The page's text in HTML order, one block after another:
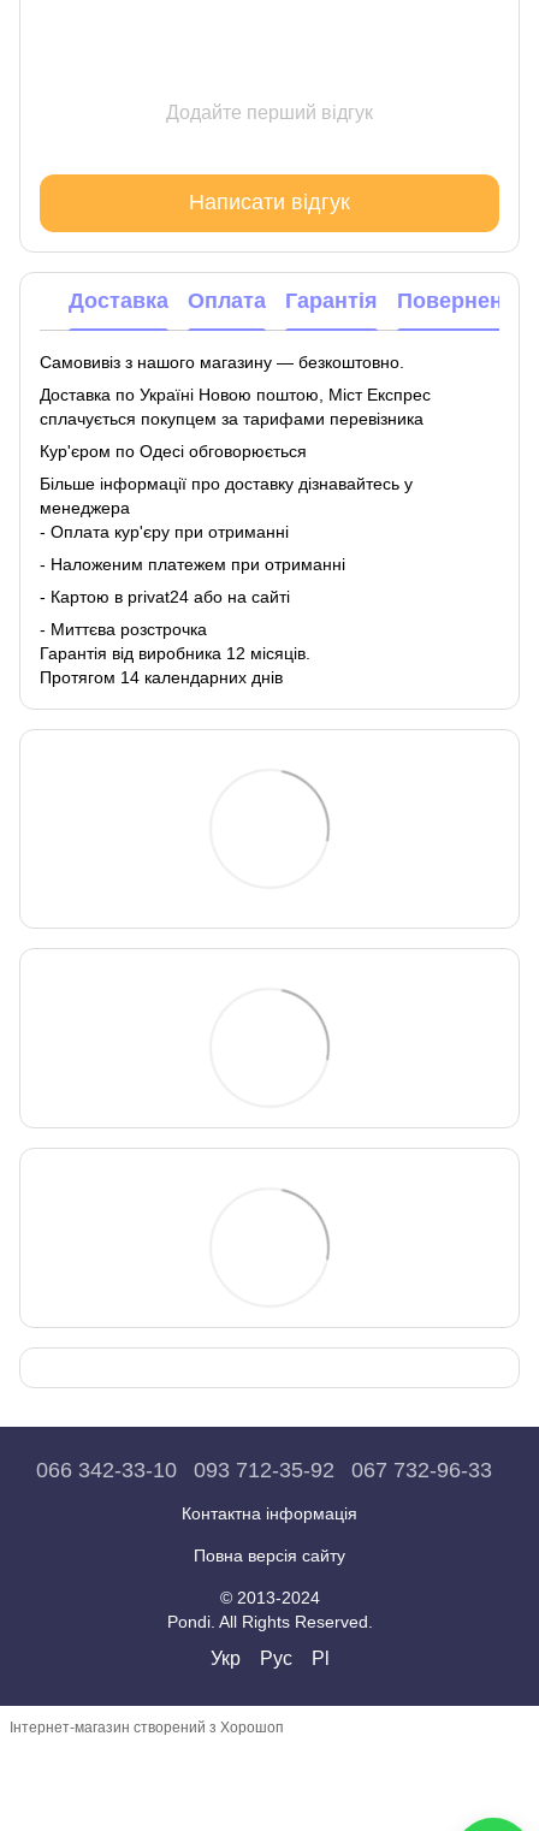
Додайте перший відгук
Написати відгук
Доставка Оплата Гарантія Повернення
Самовивіз з нашого магазину — безкоштовно.
Доставка по Україні Новою поштою, Міст Експрес
сплачується покупцем за тарифами перевізника
Кур'єром по Одесі обговорюється
Більше інформації про доставку дізнавайтесь у
менеджера
- Оплата кур'єру при отриманні
- Наложеним платежем при отриманні
- Картою в privat24 або на сайті
- Миттєва розстрочка
Гарантія від виробника 12 місяців.
Протягом 14 календарних днів
066 342-33-10 093 712-35-92 067 732-96-33
Контактна інформація
Повна версія сайту
© 2013-2024
Pondi. All Rights Reserved.
Укр Рус Pl
Інтернет-магазин створений з Хорошоп